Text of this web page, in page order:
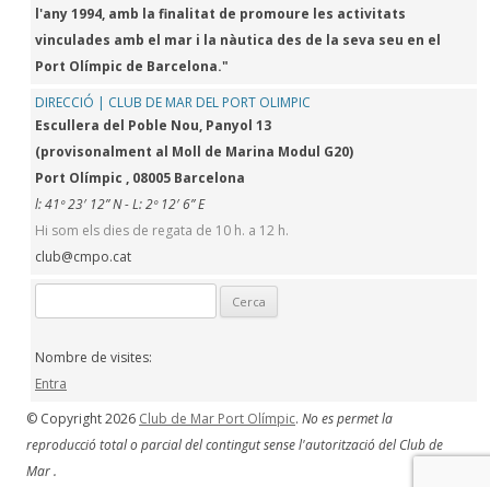
l'any 1994, amb la finalitat de promoure les activitats
vinculades amb el mar i la nàutica des de la seva seu en el
Port Olímpic de Barcelona."
DIRECCIÓ | CLUB DE MAR DEL PORT OLIMPIC
Escullera del Poble Nou, Panyol 13
(provisonalment al Moll de Marina Modul G20)
Port Olímpic , 08005 Barcelona
l: 41º 23′ 12” N - L: 2º 12′ 6” E
Hi som els dies de regata de 10 h. a 12 h.
club@cmpo.cat
Nombre de visites:
Entra
© Copyright 2026 Club de Mar Port Olímpic. No es permet la
reproducció total o parcial del contingut sense l'autorització del Club de
Mar .